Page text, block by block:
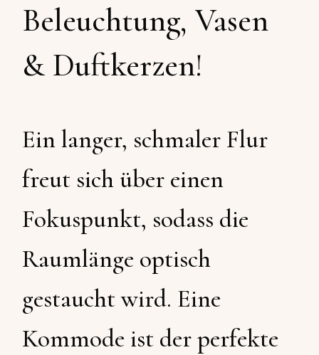
Beleuchtung, Vasen
& Duftkerzen!
Ein langer, schmaler Flur
freut sich über einen
Fokuspunkt, sodass die
Raumlänge optisch
gestaucht wird. Eine
Kommode ist der perfekte